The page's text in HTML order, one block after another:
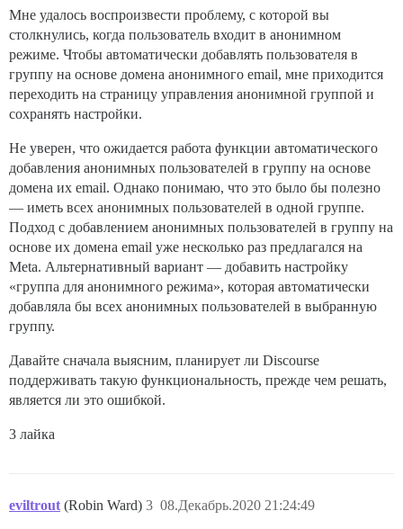
Мне удалось воспроизвести проблему, с которой вы
столкнулись, когда пользователь входит в анонимном
режиме. Чтобы автоматически добавлять пользователя в
группу на основе домена анонимного email, мне приходится
переходить на страницу управления анонимной группой и
сохранять настройки.
Не уверен, что ожидается работа функции автоматического
добавления анонимных пользователей в группу на основе
домена их email. Однако понимаю, что это было бы полезно
— иметь всех анонимных пользователей в одной группе.
Подход с добавлением анонимных пользователей в группу на
основе их домена email уже несколько раз предлагался на
Meta. Альтернативный вариант — добавить настройку
«группа для анонимного режима», которая автоматически
добавляла бы всех анонимных пользователей в выбранную
группу.
Давайте сначала выясним, планирует ли Discourse
поддерживать такую функциональность, прежде чем решать,
является ли это ошибкой.
3 лайка
eviltrout (Robin Ward) 08.Декабрь.2020 21:24:49
3